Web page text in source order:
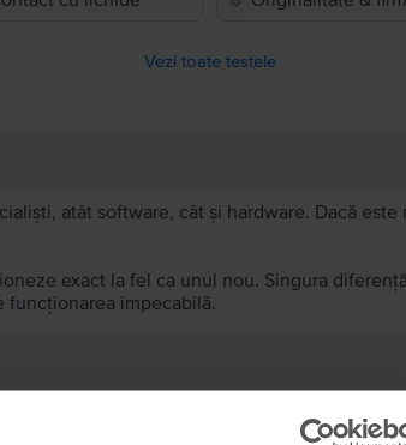
Vezi toate testele
atât software, cât și hardware. Dacă este
exact la fel ca unul nou. Singura
funcționarea impecabilă.